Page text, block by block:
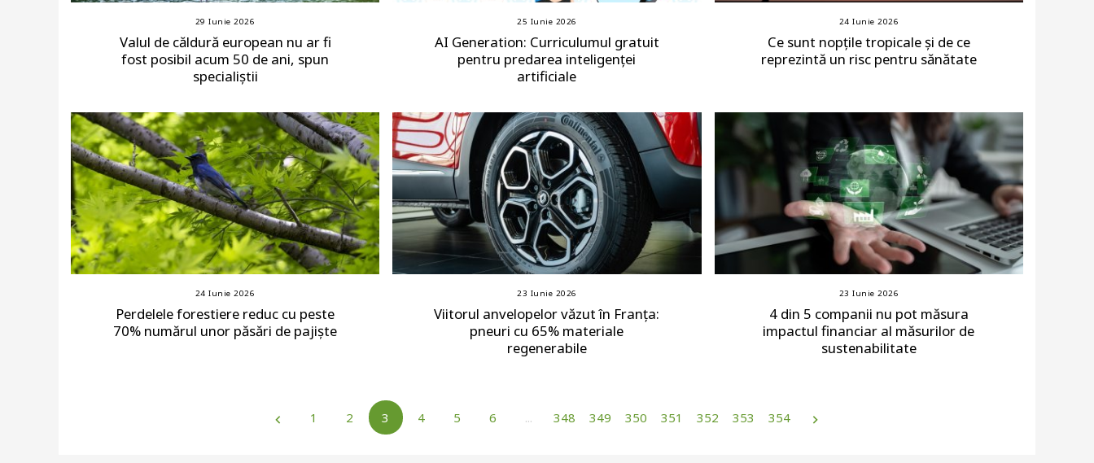
29 Iunie 2026
Valul de căldură european nu ar fi
fost posibil acum 50 de ani, spun
specialiștii
25 Iunie 2026
AI Generation: Curriculumul gratuit
pentru predarea inteligenței
artificiale
24 Iunie 2026
Ce sunt nopțile tropicale și de ce
reprezintă un risc pentru sănătate
24 Iunie 2026
Perdelele forestiere reduc cu peste
70% numărul unor păsări de pajiște
23 Iunie 2026
Viitorul anvelopelor văzut în Franța:
pneuri cu 65% materiale
regenerabile
23 Iunie 2026
4 din 5 companii nu pot măsura
impactul financiar al măsurilor de
sustenabilitate
1 2 3 4 5 6 ... 348 349 350 351 352 353 354